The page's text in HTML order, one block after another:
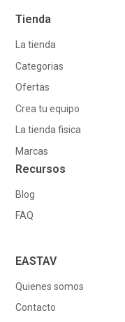
Tienda
La tienda
Categorias
Ofertas
Crea tu equipo
La tienda fisica
Marcas
Recursos
Blog
FAQ
EASTAV
Quienes somos
Contacto